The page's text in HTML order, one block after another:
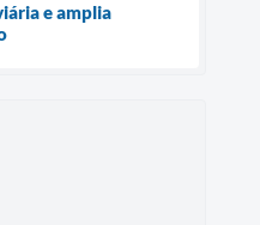
e amplia